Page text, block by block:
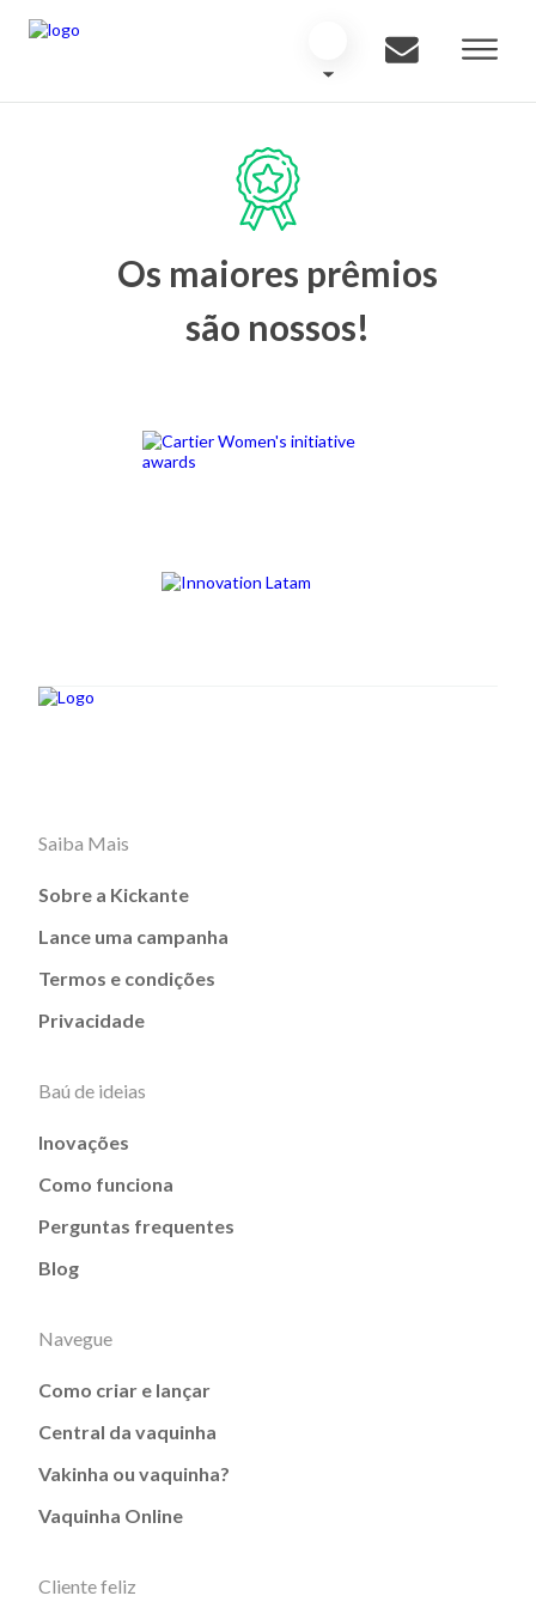
Os maiores prêmios
são nossos!
Saiba Mais
Sobre a Kickante
Lance uma campanha
Termos e condições
Privacidade
Baú de ideias
Inovações
Como funciona
Perguntas frequentes
Blog
Navegue
Como criar e lançar
Central da vaquinha
Vakinha ou vaquinha?
Vaquinha Online
Cliente feliz